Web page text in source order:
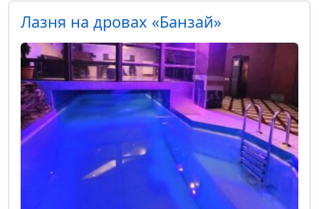
Лазня на дровах «Банзай»